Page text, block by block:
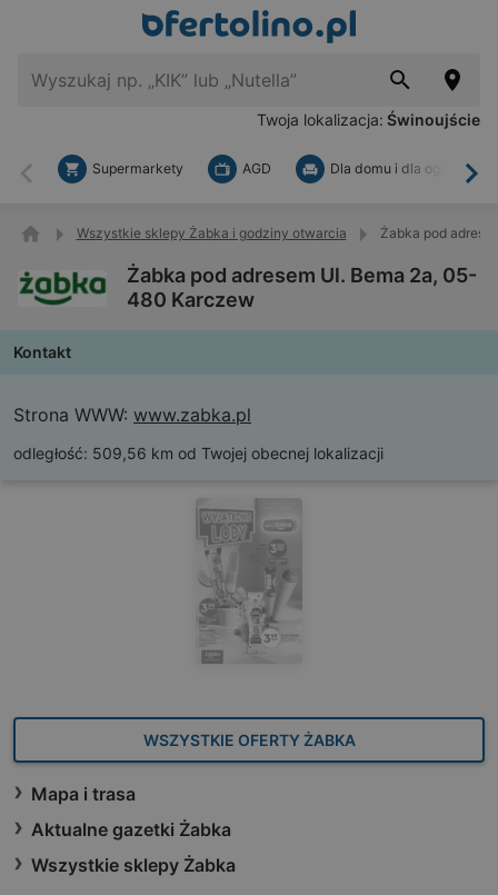
Twoja lokalizacja: Świnoujście
Wstecz
Supermarkety AGD Dla domu i dla ogrodu
Wszystkie sklepy Żabka i godziny otwarcia Żabka pod
Żabka pod adresem Ul. Bema 2a, 05-
480 Karczew
Kontakt
Strona WWW: www.zabka.pl
odległość: 509,56 km od Twojej obecnej lokalizacji
WSZYSTKIE OFERTY ŻABKA
Mapa i trasa
Aktualne gazetki Żabka
Wszystkie sklepy Żabka